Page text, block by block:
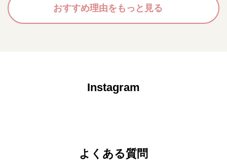
おすすめ理由をもっと見る
Instagram
よくある質問